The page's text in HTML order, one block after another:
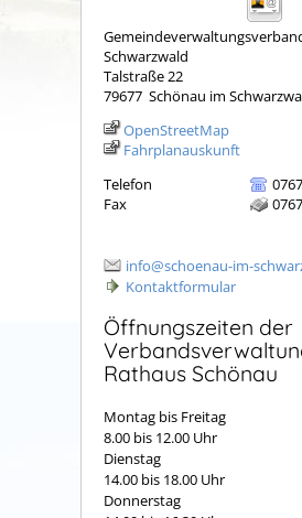
Schwarzwald
Talstraße 22
79677 Schönau im
OpenStreetMap
Fahrplanauskunft
Telefon
Fax
info@schoenau-im-
Kontaktformular
Öffnungszeiten der
Rathaus Schönau
Montag bis Freitag
8.00 bis 12.00 Uhr
Dienstag
14.00 bis 18.00 Uhr
Donnerstag